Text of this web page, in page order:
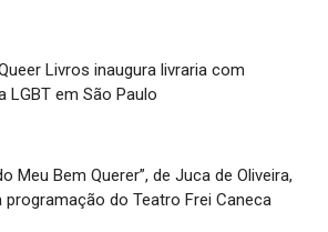
Livros inaugura livraria com
LGBT em São Paulo
Meu Bem Querer”, de Juca de Oliveira,
programação do Teatro Frei Caneca